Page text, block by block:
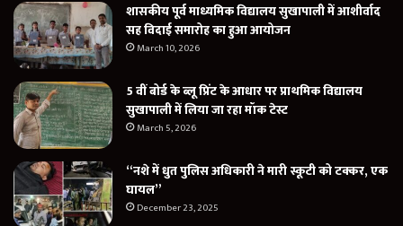
शासकीय पूर्व माध्यमिक विद्यालय सुखापाली में आशीर्वाद
सह विदाई समारोह का हुआ आयोजन
March 10, 2026
5 वीं बोर्ड के ब्लू प्रिंट के आधार पर प्राथमिक विद्यालय
सुखापाली में लिया जा रहा मॉक टेस्ट
March 5, 2026
“नशे में धुत पुलिस अधिकारी ने मारी स्कूटी को टक्कर, एक
घायल”
December 23, 2025